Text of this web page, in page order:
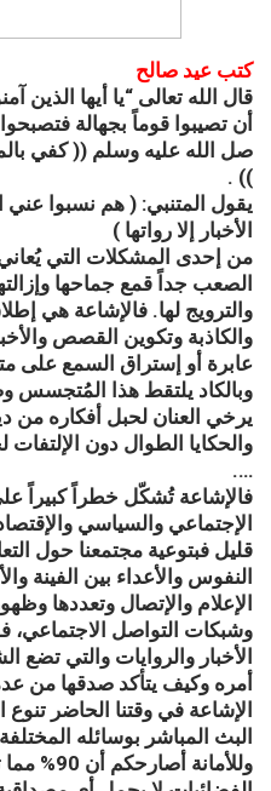
كتب عيد صالح
قال الله تعالى “يا أيها الذين
أن تصيبوا قوماً بجهالة
صل الله عليه وسلم (( كفي
)) .
يقول المتنبي: ( هم نسبوا عني
الأخبار إلا رواتها )
من إحدى المشكلات التي
الصعب جداً قمع جماحها
والترويج لها. فالإشاعة هي
والكاذبة وتكوين القصص
عابرة أو إستراق السمع على
وبالكاد يلتقط هذا
يرخي العنان لحبل أفكاره
والحكايا الطوال دون
….
فالإشاعة تُشكّل خطراً كبيراً
الإجتماعي والسياسي
قليل فبتوعية مجتمعنا حول
النفوس والأعداء بين
الإعلام والإتصال وتعددها
وشبكات التواصل الاجتماعي،
الأخبار والروايات والتي
أمره وكيف يتأكد صدقها من
الإشاعة في وقتنا الحاضر
البث المباشر بوسائله
وللأمانة